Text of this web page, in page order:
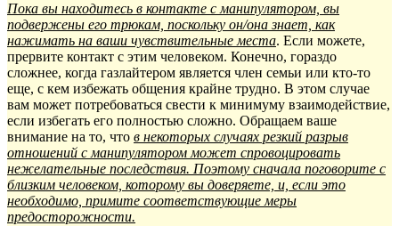
Пока вы находитесь в контакте с манипулятором, вы
подвержены его трюкам, поскольку он/она знает, как
нажимать на ваши чувствительные места. Если можете,
прервите контакт с этим человеком. Конечно, гораздо
сложнее, когда газлайтером является член семьи или кто-то
еще, с кем избежать общения крайне трудно. В этом случае
вам может потребоваться свести к минимуму взаимодействие,
если избегать его полностью сложно. Обращаем ваше
внимание на то, что в некоторых случаях резкий разрыв
отношений с манипулятором может спровоцировать
нежелательные последствия. Поэтому сначала поговорите с
близким человеком, которому вы доверяете, и, если это
необходимо, примите соответствующие меры
предосторожности.